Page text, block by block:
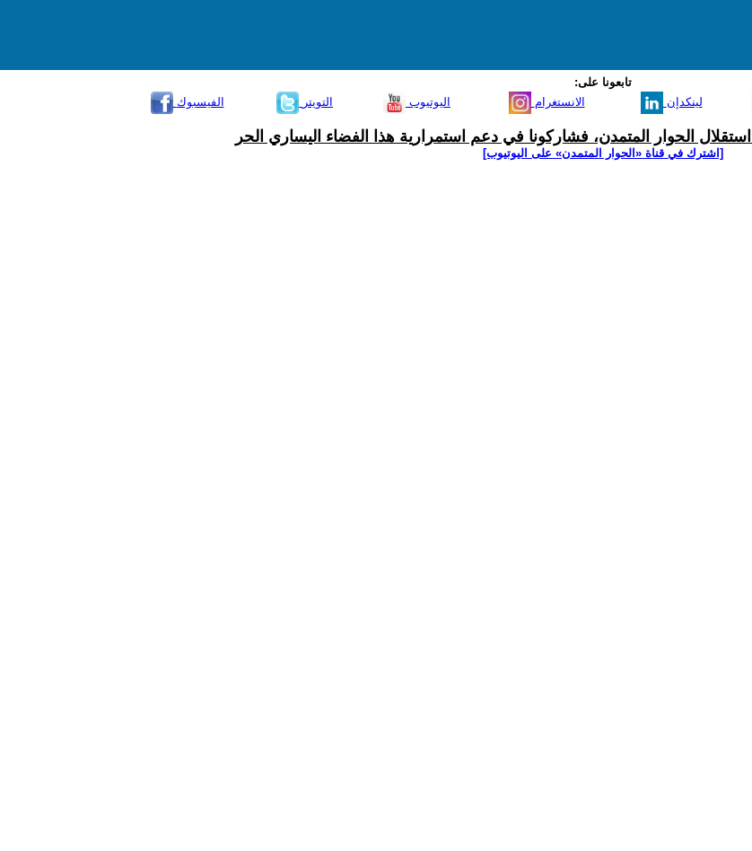
تابعونا على:
الفيسبوك
التويتر اليوتيوب الانستغرام لينكدإن
الحوار المتمدن، فشاركونا في دعم استمرارية هذا الفضاء اليساري الحر
[اشترك في قناة ‫«الحوار المتمدن» على اليوتيوب]